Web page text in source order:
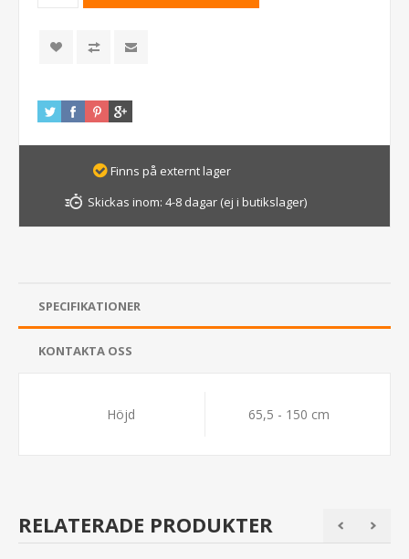
Finns på externt lager
Skickas inom: 4-8 dagar (ej i butikslager)
SPECIFIKATIONER
KONTAKTA OSS
Höjd 65,5 - 150 cm
RELATERADE PRODUKTER